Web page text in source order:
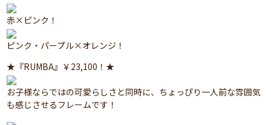
赤×ピンク！
ピンク・パープル×オレンジ！
★『RUMBA』￥23,100！★
お子様ならではの可愛らしさと同時に、ちょっぴり一人前な雰囲気
も感じさせるフレームです！